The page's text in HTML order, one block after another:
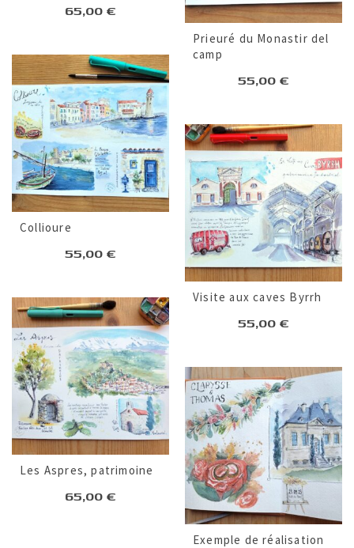
65,00 €
Prieuré du Monastir del
camp
55,00 €
Collioure
55,00 €
Visite aux caves Byrrh
55,00 €
Les Aspres, patrimoine
65,00 €
Exemple de réalisation